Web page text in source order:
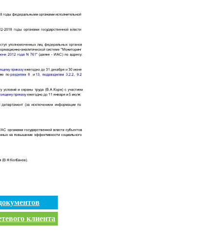
клиента